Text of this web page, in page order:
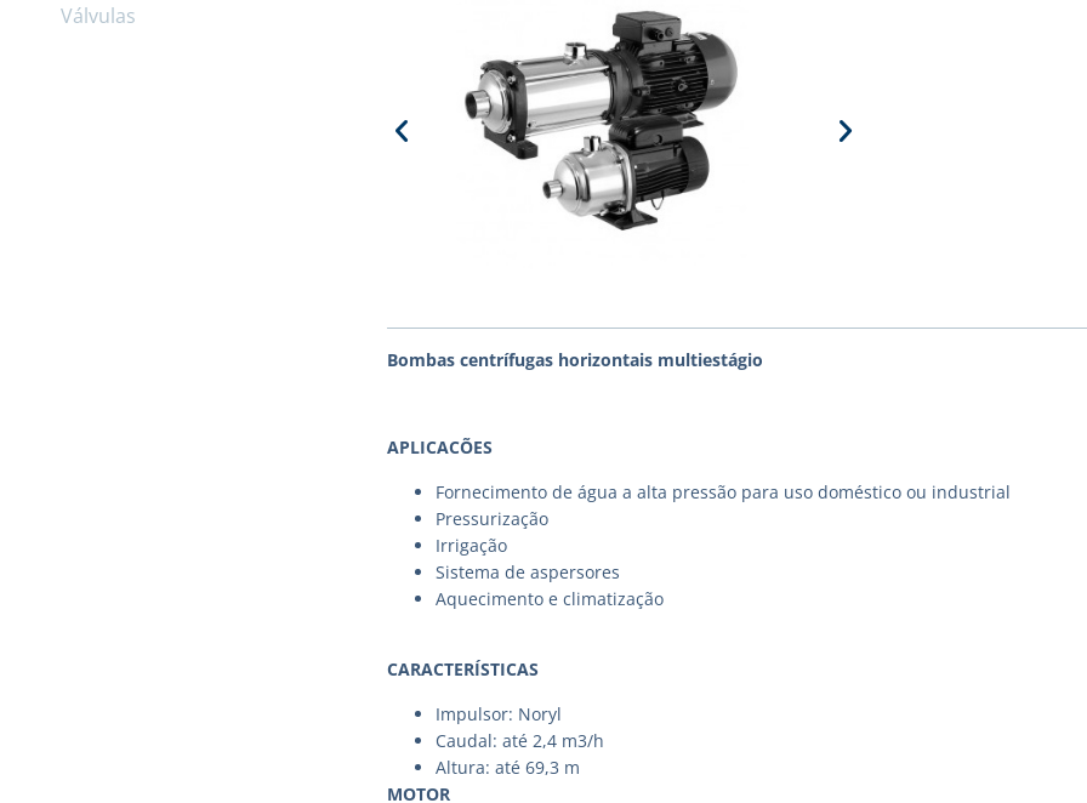
Válvulas
Bombas centrífugas horizontais multiestágio
APLICACÕES
Fornecimento de água a alta pressão para uso doméstico ou industrial
Pressurização
Irrigação
Sistema de aspersores
Aquecimento e climatização
CARACTERÍSTICAS
Impulsor: Noryl
Caudal: até 2,4 m3/h
Altura: até 69,3 m
MOTOR